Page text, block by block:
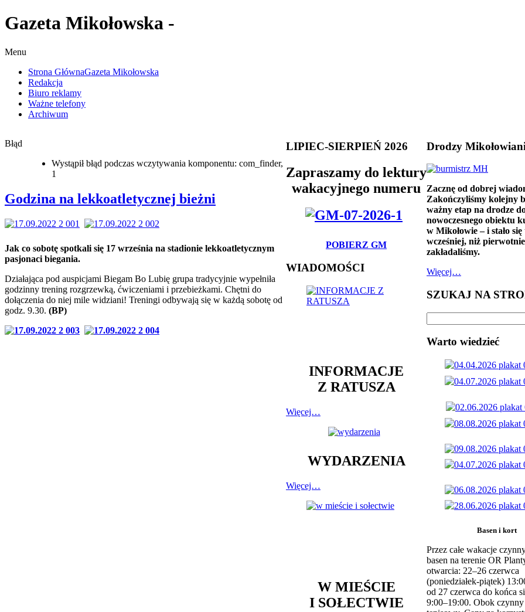
Gazeta Mikołowska -
Menu
Strona GłównaGazeta Mikołowska
Redakcja
Biuro reklamy
Ważne telefony
Archiwum
Błąd
Wystąpił błąd podczas wczytywania komponentu: com_finder,
1
Godzina na lekkoatletycznej bieżni
Jak co sobotę spotkali się 17 września na stadionie lekkoatletycznym
pasjonaci biegania.
Działająca pod auspicjami Biegam Bo Lubię grupa tradycyjnie wypełniła
godzinny trening rozgrzewką, ćwiczeniami i przebieżkami. Chętni do
dołączenia do niej mile widziani! Treningi odbywają się w każdą sobotę od
godz. 9.30. (BP)
LIPIEC-SIERPIEŃ 2026
Zapraszamy do lektury
wakacyjnego numeru
POBIERZ GM
WIADOMOŚCI
INFORMACJE
Z RATUSZA
Więcej…
WYDARZENIA
Więcej…
W MIEŚCIE
I SOŁECTWIE
Drodzy
Zacznę od dobrej
Zakończyliśmy kolejny
ważny etap na drodze
nowoczesnego obiektu
w Mikołowie – i stało się
wcześniej, niż pierwotnie
zakładaliśmy.
Więcej…
SZUKAJ NA
Warto wiedzieć
Basen i kort
Przez całe wakacje
basen na terenie OR
otwarcia: 22–26 czerwca
(poniedziałek-piątek)
od 27 czerwca do końca
9:00–19:00. Obok